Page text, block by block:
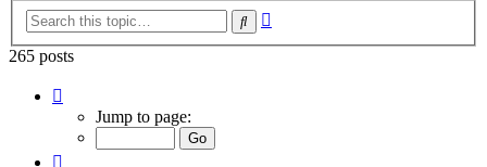
Search
265 posts
18
Jump to page: